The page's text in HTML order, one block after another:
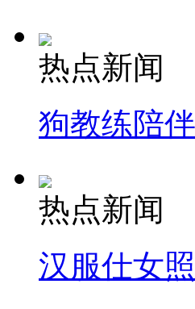
热点新闻
狗教练陪
热点新闻
汉服仕女